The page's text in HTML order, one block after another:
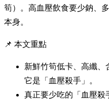
筍）。高血壓飲食要少鈉、
本身。
📌 本文重點
新鮮竹筍低卡、高纖、
它是「血壓殺手」。
真正要少吃的「血壓殺